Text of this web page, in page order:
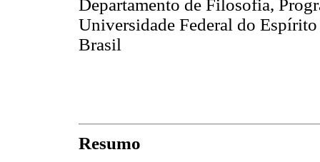
Departamento de Filosofia,
Universidade Federal do
Brasil
Resumo